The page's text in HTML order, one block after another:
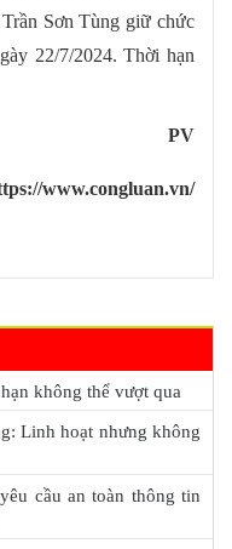
Sơn Tùng giữ chức
22/7/2024. Thời hạn
PV
www.congluan.vn/
không thể vượt qua
Linh hoạt nhưng không
cầu an toàn thông tin